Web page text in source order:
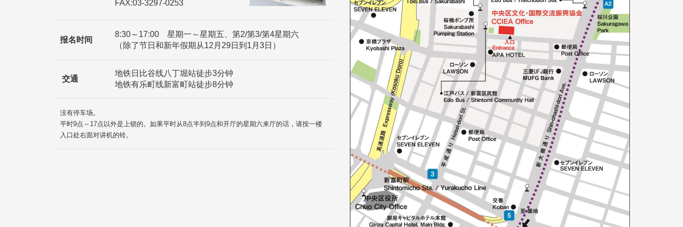
FAX:03-3297-0253
报名时间
8:30～17:00 星期一～星期五、第2/第3/第4星期六
（除了节日和新年假期从12月29日到1月3日）
交通
地铁日比谷线八丁堀站徒步3分钟
地铁有乐町线新富町站徒步8分钟
没有停车场。
平时9点～17点以外是上锁的。如果平时从8点半到9点和开厅的星期六来厅的话，请按一楼
入口处右面对讲机的铃。